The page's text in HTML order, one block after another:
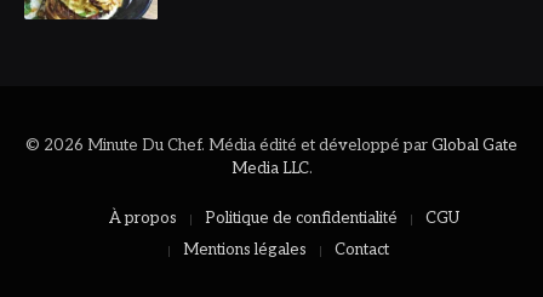
© 2026 Minute Du Chef. Média édité et développé parGlobal Gate
Media LLC.
À propos Politique de confidentialité
CGU
Mentions légales
Contact